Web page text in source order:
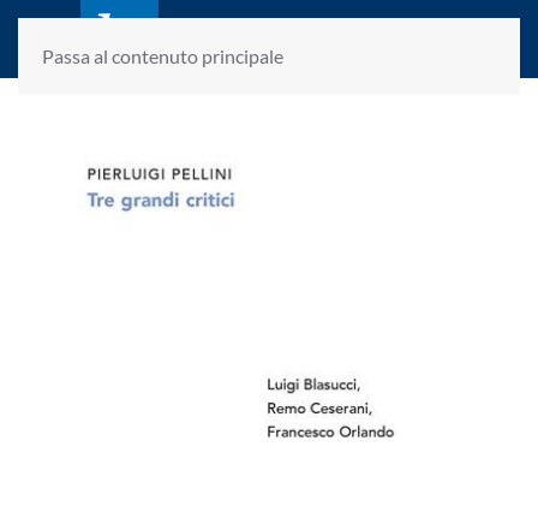
Passa al contenuto principale
laletteraturaenoi.it
fondato da Romano Luperini